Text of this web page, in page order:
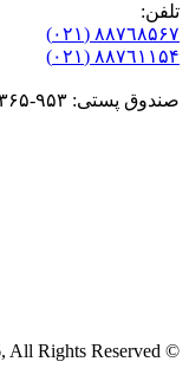
تلفن:
٨۸٧٦٨۵۶۷ (٠٢١)
٨۸٧٦۱۱۵۴ (٠٢١)
صندوق پستی: ۹۵۳-۱۱۳۶۵ تهران-ایران
© Copyright 2026, All Rights Reserved | آلیک